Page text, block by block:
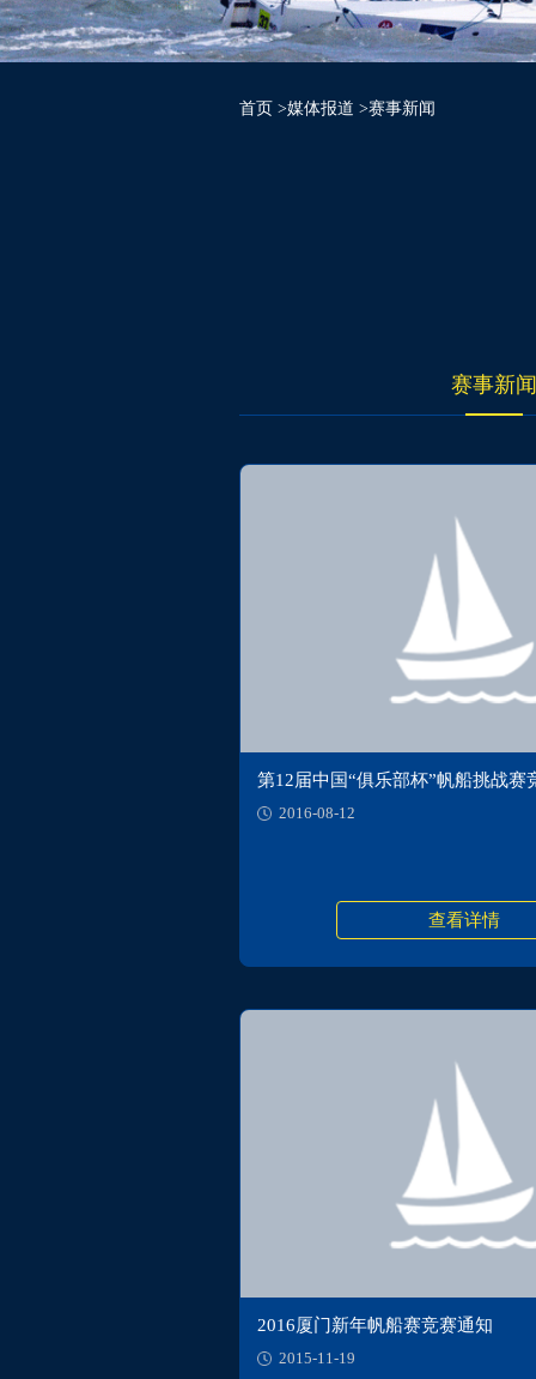
首页 >媒体报道 >赛事新闻
赛事新
第12届中国“俱乐部杯”帆船挑战赛
2016-08-12
查看详情
2016厦门新年帆船赛竞赛通知
2015-11-19